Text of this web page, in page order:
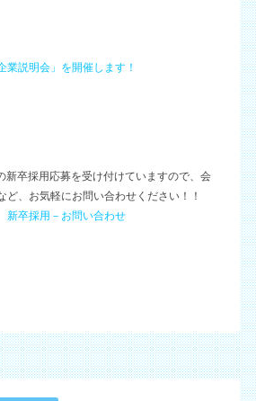
業説明会」を開催します！
新卒採用応募を受け付けていますので、会
ど、お気軽にお問い合わせください！！
新卒採用－お問い合わせ